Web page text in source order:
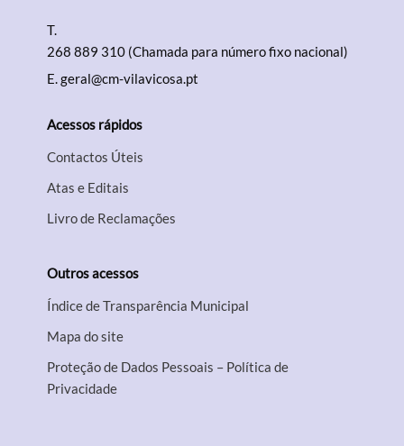
T.
268 889 310 (Chamada para número fixo nacional)
E.geral@cm-vilavicosa.pt
Acessos rápidos
Contactos Úteis
Atas e Editais
Livro de Reclamações
Outros acessos
Índice de Transparência Municipal
Mapa do site
Proteção de Dados Pessoais – Política de
Privacidade